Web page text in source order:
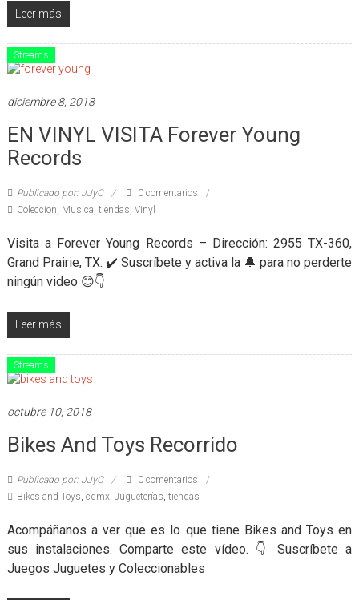
Leer más
Streams
diciembre 8, 2018
EN VINYL VISITA Forever Young
Records
Publicado por: JJyC
0 comentarios
Coleccion Musica tiendas Vinyl
Visita a Forever Young Records – Dirección: 2955 TX-360,
Grand Prairie, TX. ✔️ Suscríbete y activa la 🔔 para no perderte
ningún video 😊👇
Leer más
Streams
octubre 10, 2018
Bikes And Toys Recorrido
Publicado por: JJyC
0 comentarios
Bikes and Toys, cdmx, Jugueterías, tiendas
Acompáñanos a ver que es lo que tiene Bikes and Toys en
sus instalaciones. Comparte este vídeo. 👇 Suscríbete a
Juegos Juguetes y Coleccionables